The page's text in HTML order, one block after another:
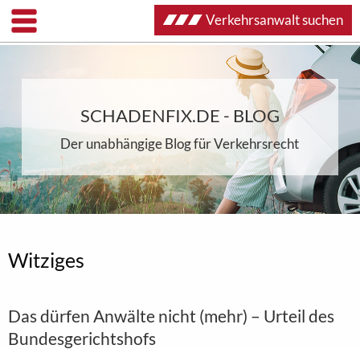
SCHADENFIX.DE - BLOG
Der unabhängige Blog für Verkehrsrecht
Witziges
Das dürfen Anwälte nicht (mehr) – Urteil des
Bundesgerichtshofs
Verkehrsanwalt suchen